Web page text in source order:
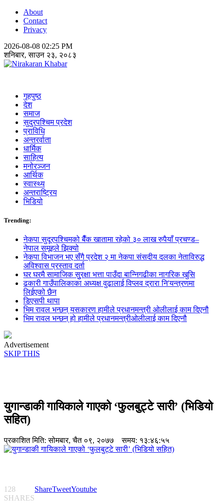
About
Contact
Privacy
2026-08-08 02:25 PM
शनिबार, साउन २३, २०८३
गृहपुष्ठ
देश
समाज
सुदुरपश्चिम प्रदेश
प्राविधि
अन्तरर्वाता
धार्मिक
साहित्य
मनोरञ्जन
आर्थिक
स्वास्थ्य
अन्तराष्ट्रिय
भिडियो
Trending:
नेकपा सुदूरपश्चिमको बैँक खातामा रहेको ३० लाख रुपैयाँ प्रचण्ड–
नेपाल समूहले झिक्य‍ो
नेकपा विभाजन भए सँगै प्रदेश २ मा नेकपा संसदीय दलका नेताविरुद्ध
अविश्वास प्रस्ताव दर्ता
घर घरमै सामाजिक सुुरक्षा भत्ता पाउँदा बान्निगढीका नागरिक खुसि
ढकारी गाउँपालिकाका अध्यक्ष वुढालाई विप्लव द्रारा नि'यन्त्रणमा
लिईएको छैन
डिएसपी थापा
भिम रावल भन्छन् यसकारण हामीले प्रधानमन्त्री ओलीलाई काम दिएनौ
भिम रावल भन्छन् हो हामीले प्रधानमन्त्रीओलीलाई काम दिएनौ
Advertisement
SKIP THIS
युगान्डाकी गायिकाले गाएको ‘फुलबुट्टे सारी’ (भिडियो
सहित)
प्रकाशित मिति:सोमबार, चैत ०९, २०७७ समय: १३:४६:५५
128
SHARES
ShareTweetYoutube